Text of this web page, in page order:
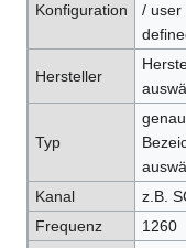
Konfiguration
/ user
Hersteller
Typ
Kanal
z.B.
Frequenz
1260